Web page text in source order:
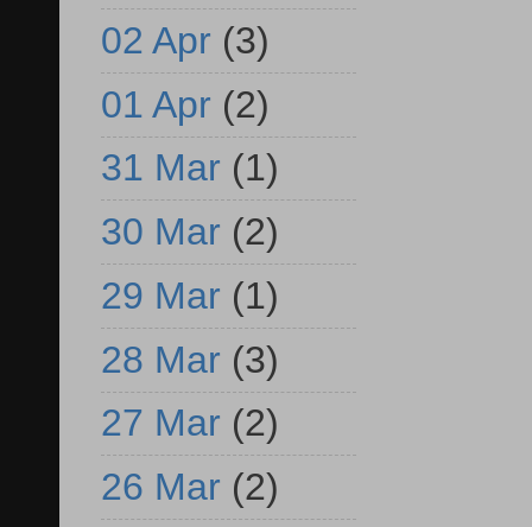
02 Apr (3)
01 Apr (2)
31 Mar (1)
30 Mar (2)
29 Mar (1)
28 Mar (3)
27 Mar (2)
26 Mar (2)